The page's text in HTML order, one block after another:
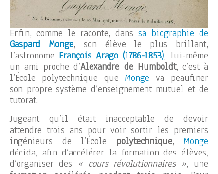
Enfin, comme le raconte, dans sa biographie de
Gaspard Monge, son élève le plus brillant,
l’astronome François Arago (1786-1853), lui-même
un ami proche d’Alexandre de Humboldt, c’est à
l’École polytechnique que Monge va peaufiner
son propre système d’enseignement mutuel et de
tutorat.
Jugeant qu’il était inacceptable de devoir
attendre trois ans pour voir sortir les premiers
ingénieurs de l’École polytechnique, Monge
décida, afin d’accélérer la formation des élèves,
d’organiser des « cours révolutionnaires », une